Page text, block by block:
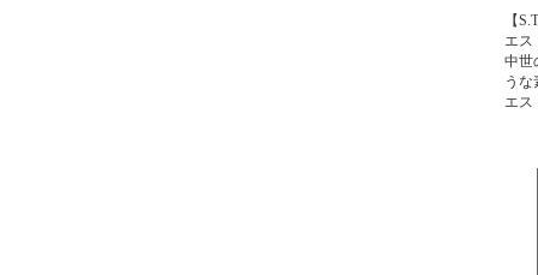
【
エス
中世
う
エ